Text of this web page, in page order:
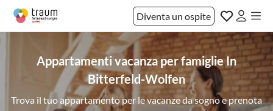
Diventa un ospite
Appartamenti vacanza per famiglie In
Bitterfeld-Wolfen
Trova il tuo appartamento per le vacanze da sogno e prenota